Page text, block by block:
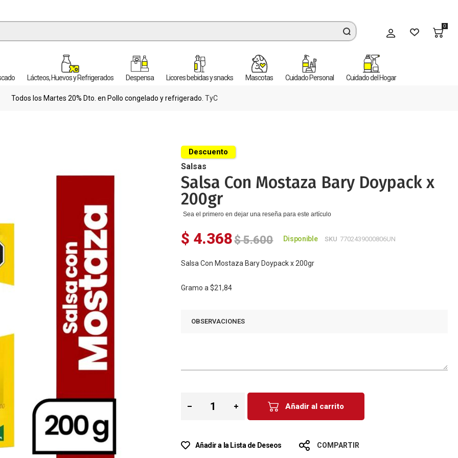
Mi cuenta
0
Lácteos, Huevos y Refrigerados Despensa Licores bebidas y snacks Mascotas Cuidado Personal Cuidado del Hogar
Todos los Martes 20% Dto. en Pollo congelado y refrigerado. TyC
Salsas
Salsa Con Mostaza Bary Doypack x
200gr
Sea el primero en dejar una reseña para este artículo
$ 4.368
Descuento
$ 5.600 Disponible SKU 7702439000806UN
Salsa Con Mostaza Bary Doypack x 200gr
Gramo a $21,84
OBSERVACIONES
Añadir al carrito
Añadir a la Lista de Deseos COMPARTIR